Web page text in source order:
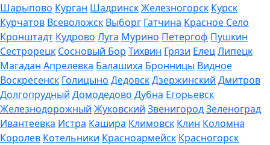
Шарыпово Курган ШадринскЖелезногорск Курск
Курчатов Всеволожск Выборг Гатчина Красное Село
Кронштадт Кудрово Луга Мурино Петергоф Пушкин
Сестрорецк Сосновый Бор Тихвин Грязи ЕлецЛипецк
Магадан Апрелевка Балашиха Бронницы Видное
Воскресенск Голицыно ДедовскДзержинский Дмитров
Долгопрудный Домодедово Дубна Егорьевск
Железнодорожный Жуковский ЗвенигородЗеленоград
Ивантеевка Истра Кашира Климовск Клин Коломна
Королев Котельники Красноармейск Красногорск